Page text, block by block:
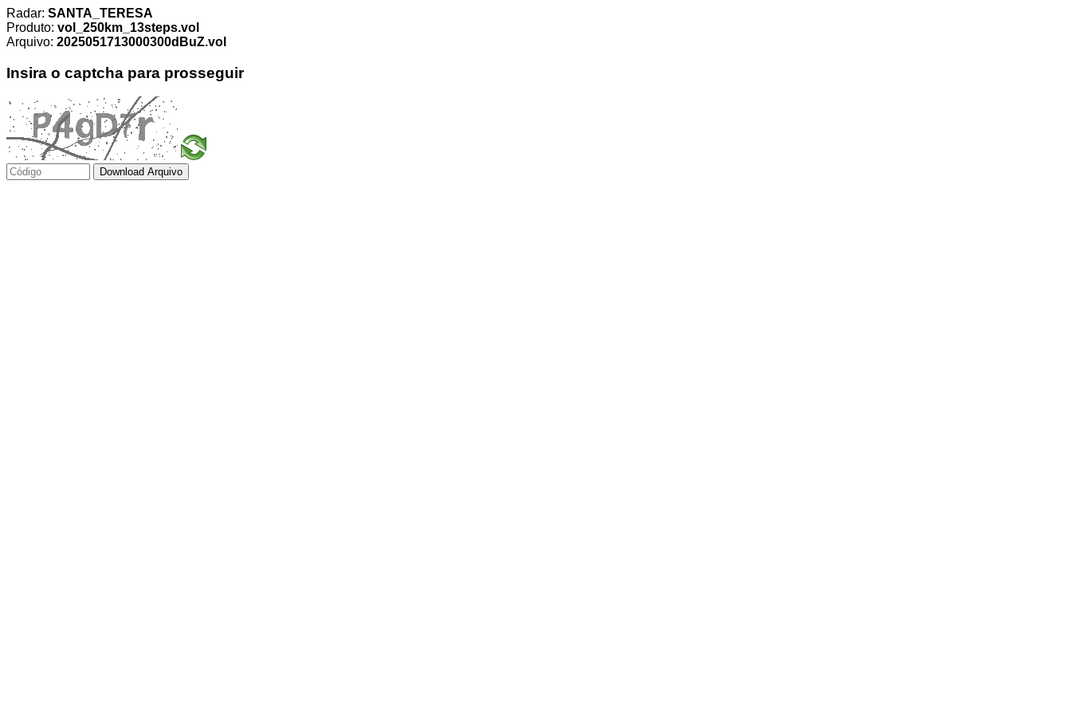
Radar: SANTA_TERESA
Produto: vol_250km_13steps.vol
Arquivo: 2025051713000300dBuZ.vol
Insira o captcha para prosseguir